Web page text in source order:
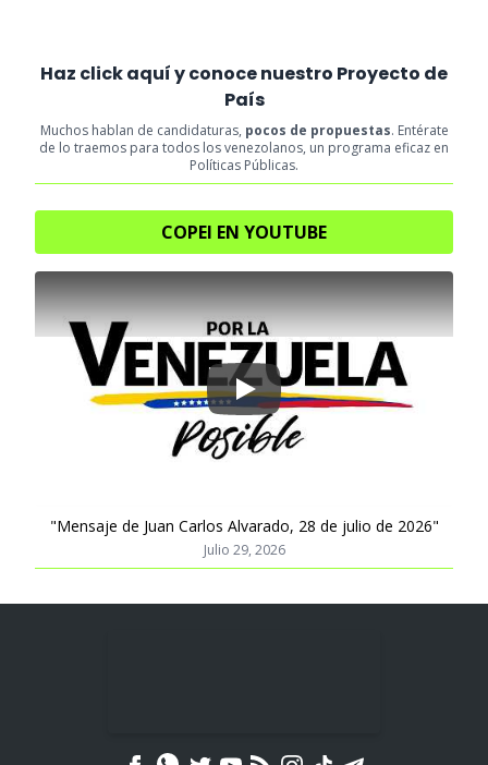
Haz click aquí y conoce nuestro Proyecto de
País
Muchos hablan de candidaturas, pocos de propuestas. Entérate
de lo traemos para todos los venezolanos, un programa eficaz en
Políticas Públicas.
COPEI EN YOUTUBE
Play
"Mensaje de Juan Carlos Alvarado, 28 de julio de 2026"
Julio 29, 2026